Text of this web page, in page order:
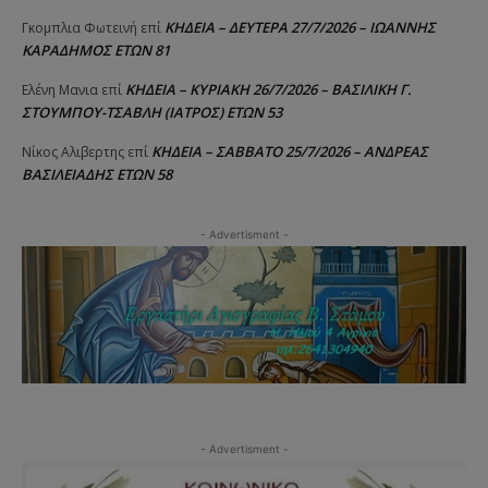
Γκομπλια Φωτεινή επί ΚΗΔΕΙΑ – ΔΕΥΤΕΡΑ 27/7/2026 – ΙΩΑΝΝΗΣ
ΚΑΡΑΔΗΜΟΣ ΕΤΩΝ 81
Ελένη Μανια επί ΚΗΔΕΙΑ – ΚΥΡΙΑΚΗ 26/7/2026 – ΒΑΣΙΛΙΚΗ Γ.
ΣΤΟΥΜΠΟΥ-ΤΣΑΒΛΗ (ΙΑΤΡΟΣ) ΕΤΩΝ 53
Νίκος Αλιβερτης επί ΚΗΔΕΙΑ – ΣΑΒΒΑΤΟ 25/7/2026 – ΑΝΔΡΕΑΣ
ΒΑΣΙΛΕΙΑΔΗΣ ΕΤΩΝ 58
- Advertisment -
- Advertisment -